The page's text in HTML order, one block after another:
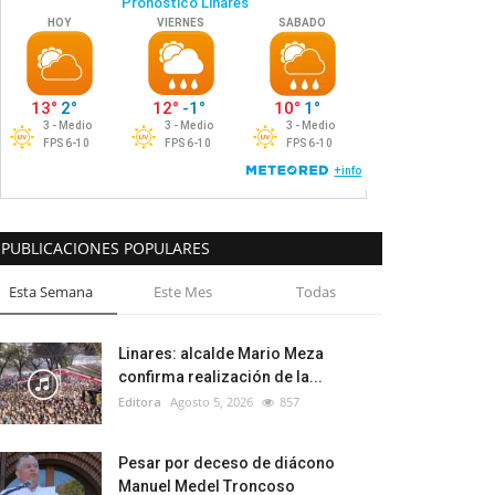
PUBLICACIONES POPULARES
Esta Semana Este Mes Todas
Linares: alcalde Mario Meza
confirma realización de la...
Editora Agosto 5, 2026 857
Pesar por deceso de diácono
Manuel Medel Troncoso